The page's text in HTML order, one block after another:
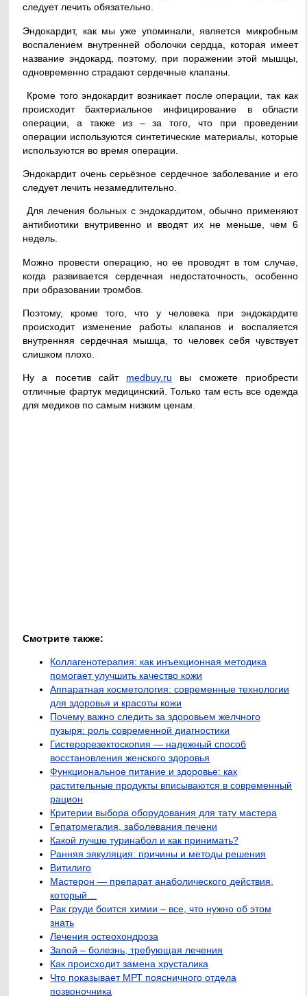
следует лечить обязательно.
Эндокардит, как мы уже упоминали, является микробным
воспалением внутренней оболочки сердца, которая имеет
название эндокард, поэтому, при поражении этой мышцы,
одновременно страдают сердечные клапаны.
Кроме того эндокардит возникает после операции, так как
происходит бактериальное инфицирование в области
операции, а также из – за того, что при проведении
операции используются синтетические материалы, которые
используются во время операции.
Эндокардит очень серьёзное сердечное заболевание и его
следует лечить незамедлительно.
Для лечения больных с эндокардитом, обычно применяют
антибиотики внутривенно и вводят их не меньше, чем 6
недель.
Можно провести операцию, но ее проводят в том случае,
когда развивается сердечная недостаточность, особенно
при образовании тромбов.
Поэтому, кроме того, что у человека при эндокардите
происходит изменение работы клапанов и воспаляется
внутренняя сердечная мышца, то человек себя чувствует
слишком плохо.
Ну а посетив сайт medbuy.ru вы сможете приобрести
отличные фартук медицинский. Только там есть все одежда
для медиков по самым низким ценам.
Смотрите также:
Коллагенотерапия: как инъекционная методика
помогает улучшить качество кожи
Аппаратная косметология: современные технологии
для здоровья и красоты кожи
Почему важно следить за здоровьем желчного
пузыря: роль современной диагностики
Гистерорезектоскопия — надежный способ
восстановления женского здоровья
Функциональное питание и здоровье: как
растительные продукты вписываются в современный
рацион
Критерии выбора оборудования для тату мастера
Гепатомегалия, заболевания печени
Какой лучше туринабол и как принимать?
Ранняя эякуляция: причины и методы решения
Витилиго
Мастерон — препарат анаболического действия,
который…
Рак груди боится химии – все, что нужно об этом
знать
Лечения остеохондроза
Запой – болезнь, требующая лечения
Как происходит замена хрусталика
Что показывает МРТ поясничного отдела
позвоночника